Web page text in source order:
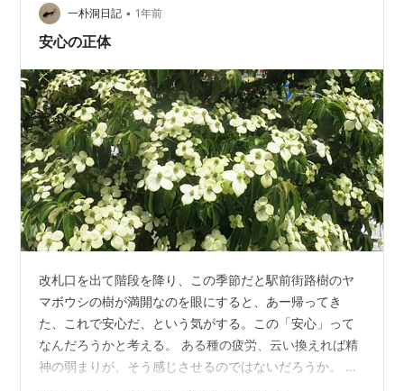
とした顔をしていて、長い列も毎年恒例…
一朴洞日記 • 1年前
安心の正体
改札口を出て階段を降り、この季節だと駅前街路樹のヤ
マボウシの樹が満開なのを眼にすると、あー帰ってき
た、これで安心だ、という気がする。この「安心」って
なんだろうかと考える。 ある種の疲労、云い換えれば精
神の弱まりが、そう感じさせるのではないだろうか。 要